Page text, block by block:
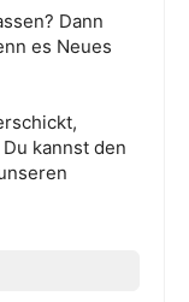
Dann
es Neues
kannst den